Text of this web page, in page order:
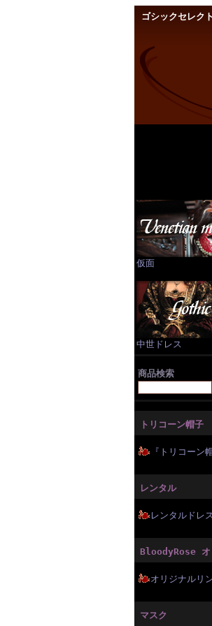
ゴシックセレ
仮面
中世ドレス
商品検索
トリコーン帽子
『トリコーン
レンタル
レンタルドレ
BloodyRose オ
オリジナルリ
マスク